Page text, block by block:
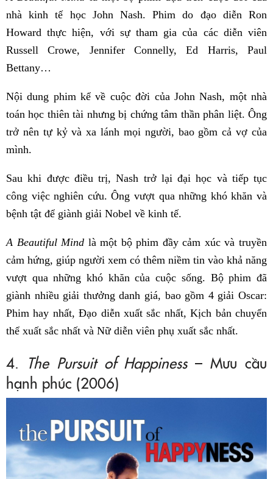
nhà kinh tế học John Nash. Phim do đạo diễn Ron
Howard thực hiện, với sự tham gia của các diễn viên
Russell Crowe, Jennifer Connelly, Ed Harris, Paul
Bettany…
Nội dung phim kể về cuộc đời của John Nash, một nhà
toán học thiên tài nhưng bị chứng tâm thần phân liệt. Ông
trở nên tự kỷ và xa lánh mọi người, bao gồm cả vợ của
mình.
Sau khi được điều trị, Nash trở lại đại học và tiếp tục
công việc nghiên cứu. Ông vượt qua những khó khăn và
bệnh tật để giành giải Nobel về kinh tế.
A Beautiful Mind là một bộ phim đầy cảm xúc và truyền
cảm hứng, giúp người xem có thêm niềm tin vào khả năng
vượt qua những khó khăn của cuộc sống. Bộ phim đã
giành nhiều giải thưởng danh giá, bao gồm 4 giải Oscar:
Phim hay nhất, Đạo diễn xuất sắc nhất, Kịch bản chuyển
thể xuất sắc nhất và Nữ diễn viên phụ xuất sắc nhất.
4. The Pursuit of Happiness– Mưu cầu
hạnh phúc (2006)